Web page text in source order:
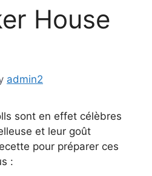
House
admin2
sont en effet célèbres
et leur goût
pour préparer ces
: